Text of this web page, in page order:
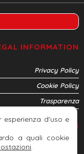
INFORMATION
Privacy Policy
Cookie Policy
Trasparenza
CONNETTITI
d'uso e
a quali cookie
.